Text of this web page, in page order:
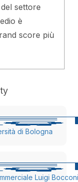
settore
è
score più
di Bologna
Luigi Bocconi